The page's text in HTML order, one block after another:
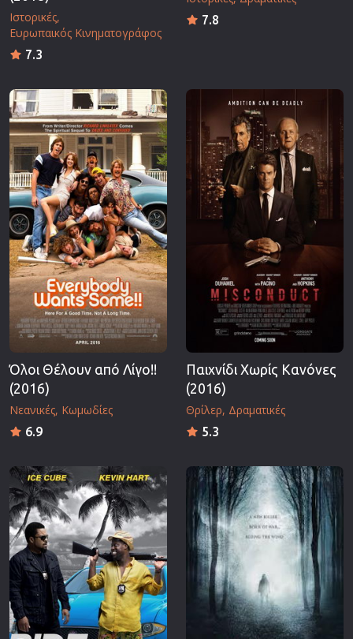
Ιστορικές
Ευρωπαικός Κινηματογράφος
7.3
7.8
Όλοι Θέλουν από Λίγο!!
(2016)
Νεανικές Κωμωδίες
6.9
Παιχνίδι Χωρίς Κανόνες
(2016)
Θρίλερ Δραματικές
5.3